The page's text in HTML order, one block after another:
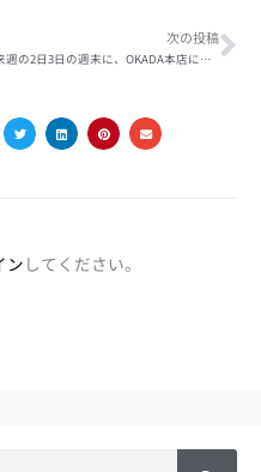
次の投稿
来週の2日3日の週末に、OKADA本店にて時計宝飾展示会を開催いたします！第三弾
ン してください。